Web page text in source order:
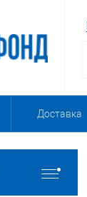
Доставка